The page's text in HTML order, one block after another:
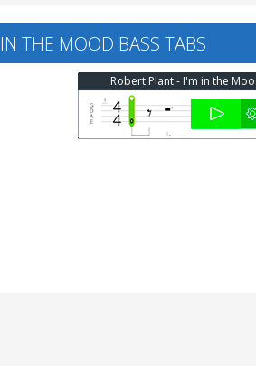
THE MOOD BASS TABS
Robert Plant - I'm in the